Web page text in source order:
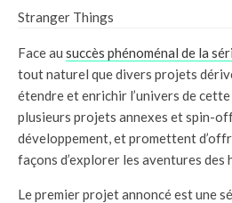
Stranger Things
Face au succès phénoménal de la
tout naturel que divers projets
étendre et enrichir l’univers de
plusieurs projets annexes et spin-
développement, et promettent
façons d’explorer les aventures des
Le premier projet annoncé est une